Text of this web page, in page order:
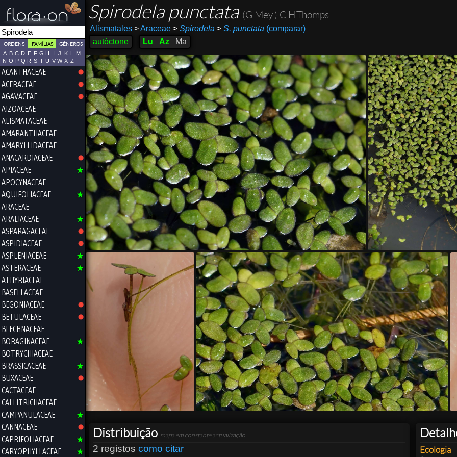
ORDENS FAMÍLIAS GÉNEROS
A B C D E F G H I J K L
M
N O P Q R S T U V W X Z
ACANTHACEAE
ACERACEAE
AGAVACEAE
AIZOACEAE
ALISMATACEAE
AMARANTHACEAE
AMARYLLIDACEAE
ANACARDIACEAE
APIACEAE
APOCYNACEAE
AQUIFOLIACEAE
ARACEAE
ARALIACEAE
ASPARAGACEAE
ASPIDIACEAE
ASPLENIACEAE
ASTERACEAE
ATHYRIACEAE
BASELLACEAE
BEGONIACEAE
BETULACEAE
BLECHNACEAE
BORAGINACEAE
BOTRYCHIACEAE
BRASSICACEAE
BUXACEAE
CACTACEAE
CALLITRICHACEAE
CAMPANULACEAE
CANNACEAE
CAPRIFOLIACEAE
CARYOPHYLLACEAE
Spirodela punctata (G.Mey.) C.H.Thomps.
Alismatales >Araceae > Spirodela > S. punctata (comparar)
autóctone
Lu Az Ma
Distribuição mapa em constante actualização
2 registos como citar Ecologia